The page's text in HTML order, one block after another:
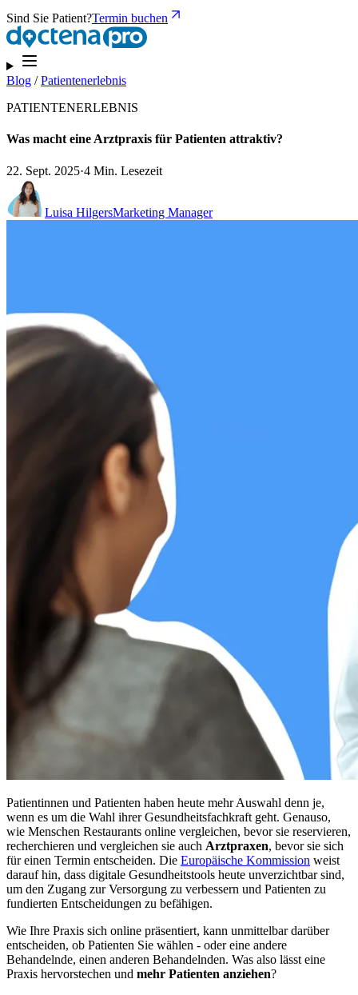
Sind Sie Patient?Termin buchen
Blog /Patientenerlebnis
PATIENTENERLEBNIS
Was macht eine Arztpraxis für Patienten attraktiv?
22. Sept. 2025·4 Min. Lesezeit
Luisa HilgersMarketing Manager
Patientinnen und Patienten haben heute mehr Auswahl denn je,
wenn es um die Wahl ihrer Gesundheitsfachkraft geht. Genauso,
wie Menschen Restaurants online vergleichen, bevor sie reservieren,
recherchieren und vergleichen sie auch Arztpraxen, bevor sie sich
für einen Termin entscheiden. Die Europäische Kommission weist
darauf hin, dass digitale Gesundheitstools heute unverzichtbar sind,
um den Zugang zur Versorgung zu verbessern und Patienten zu
fundierten Entscheidungen zu befähigen.
Wie Ihre Praxis sich online präsentiert, kann unmittelbar darüber
entscheiden, ob Patienten Sie wählen - oder eine andere
Behandelnde, einen anderen Behandelnden. Was also lässt eine
Praxis hervorstechen und mehr Patienten anziehen?